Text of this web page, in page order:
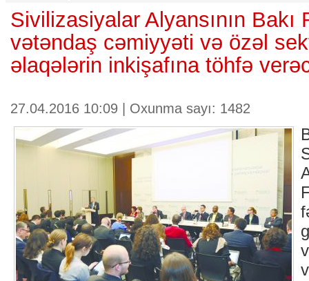
Sivilizasiyalar Alyansının Bakı
vətəndaş cəmiyyəti və özəl
əlaqələrin inkişafına töhfə
27.04.2016 10:09 | Oxunma sayı: 1482